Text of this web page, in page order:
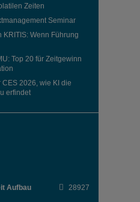
Zeiten
Seminar
Wenn Führung
Top 20 für Zeitgewinn
2026, wie KI die
erfindet
Aufbau
28927